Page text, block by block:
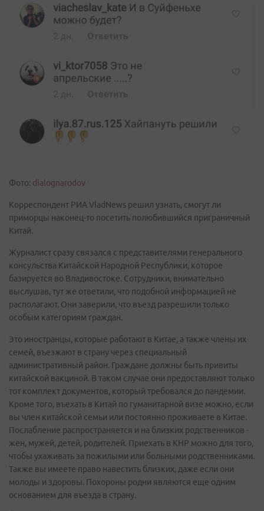
Фото: dialognarodov
Корреспондент РИА VladNews решил узнать, смогут ли
приморцы наконец-то посетить полюбившийся приграничный
Китай.
Журналист сразу связался с представителями генерального
консульства Китайской Народной Республики, которое
базируется во Владивостоке. Сотрудники, внимательно
выслушав, тут же ответили, что подобной информацией не
располагают. Они заверили, что въезд разрешили только
особым категориям граждан.
Это иностранцы, которые работают в Китае, а также члены их
семей, въезжают в страну через специальный
административный район. Граждане должны быть привиты
китайской вакциной. В таком случае они предоставляют только
тот комплект документов, который требовался до пандемии.
Кроме того, въехать в Китай по гуманитарной визе можно, если
вы член китайской семьи или постоянно проживаете в Китае.
Послабление распространяется и на близких родственников -
жен, мужей, детей, родителей. Приехать в КНР можно для того,
чтобы ухаживать за пожилыми или больными родственниками.
Также вы имеете право навестить близких, даже если они
молоды и здоровы. Похороны родни являются еще одним
основанием для въезда в страну.